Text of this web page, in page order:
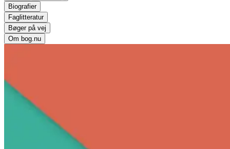
Biografier
Faglitteratur
Bøger på vej
Om bog.nu